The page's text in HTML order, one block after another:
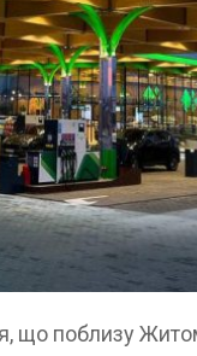
що поблизу